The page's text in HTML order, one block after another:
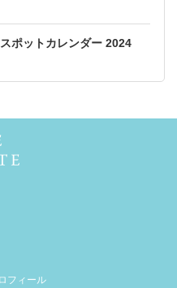
ポットカレンダー 2024
フィール